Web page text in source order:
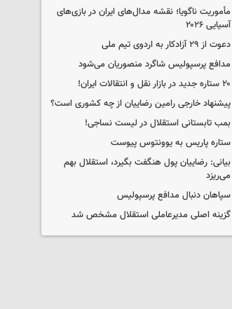
مأموریت ناگویا؛ نقشه مدال‌های ایران در بازی‌های
آسیایی ۲۰۲۶
دعوت از ۲۹ آزادکار به اردوی تیم ملی
مدافع پرسپولیس شاگرد منصوریان می‌شود
۲۰ ستاره جدید در بازار نقل و انتقالات ایران!
پیشنهاد خارجی رامین رضاییان از چه کشوری است؟
بمب تابستانی استقلال در لیست نساجی!
ستاره پاریس به یوونتوس پیوست
بیانی: رضاییان پول هنگفت بگیرد، استقلال بهم
می‌ریزد
سپاهان دنبال مدافع پرسپولیس
گزینه اصلی مدیرعاملی استقلال مشخص شد